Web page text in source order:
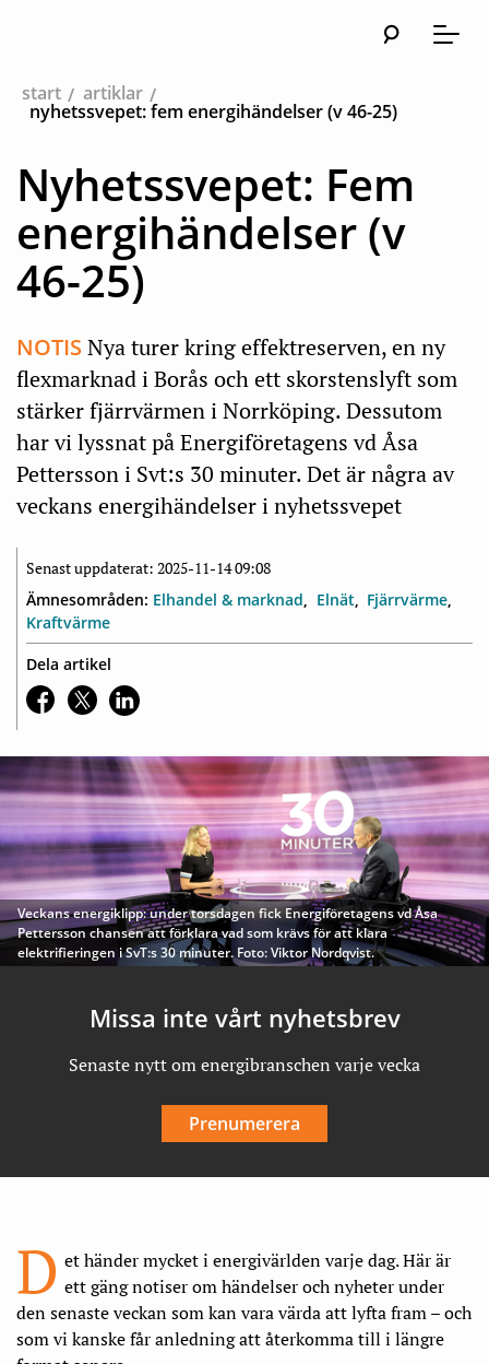
Meny
start
artiklar
nyhetssvepet: fem energihändelser (v 46-25)
Nyhetssvepet: Fem
energihändelser (v
46-25)
NOTIS Nya turer kring effektreserven, en ny
flexmarknad i Borås och ett skorstenslyft som
stärker fjärrvärmen i Norrköping. Dessutom
har vi lyssnat på Energiföretagens vd Åsa
Pettersson i Svt:s 30 minuter. Det är några av
veckans energihändelser i nyhetssvepet
Senast uppdaterat: 2025-11-14 09:08
Ämnesområden: Elhandel & marknad Elnät
Fjärrvärme
Kraftvärme
Dela artikel
Veckans energiklipp: under torsdagen fick Energiföretagens vd Åsa
Pettersson chansen att förklara vad som krävs för att klara
elektrifieringen i SvT:s 30 minuter. Foto: Viktor Nordqvist.
Missa inte vårt nyhetsbrev
Senaste nytt om energibranschen varje vecka
Prenumerera
D et händer mycket i energivärlden varje dag. Här är
ett gäng notiser om händelser och nyheter under
den senaste veckan som kan vara värda att lyfta fram – och
som vi kanske får anledning att återkomma till i längre